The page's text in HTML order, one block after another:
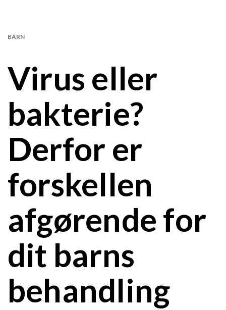
Virus eller
bakterie?
Derfor er
forskellen
afgørende for
dit barns
behandling
BARN